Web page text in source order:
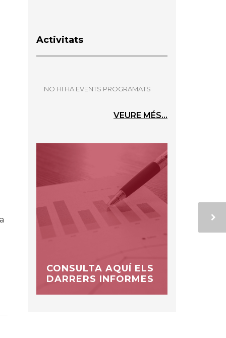
Activitats
NO HI HA EVENTS PROGRAMATS
VEURE MÉS...
CONSULTA AQUÍ ELS
DARRERS INFORMES